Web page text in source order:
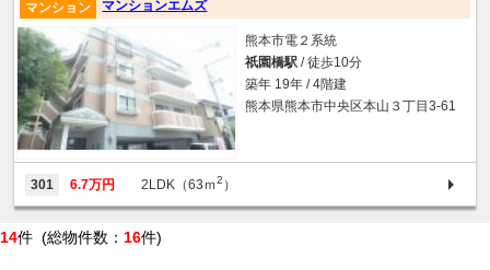
マンションエムズ
マンション
熊本市電２系統
祇園橋駅 / 徒歩10分
築年 19年 / 4階建
熊本県熊本市中央区本山３丁目3-61
301 6.7万円 2LDK（63ｍ2 ）
14件 (総物件数： 16件)